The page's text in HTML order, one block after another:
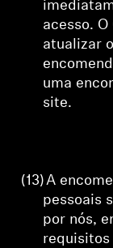
acesso.
atualizar
uma
site.
(13)A
pessoais
por nós,
requisitos